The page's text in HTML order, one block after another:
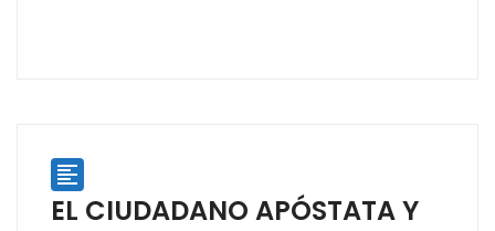

EL CIUDADANO APÓSTATA Y